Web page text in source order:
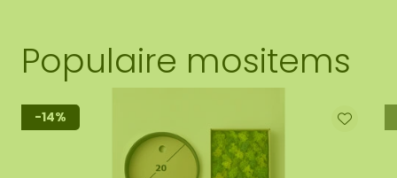
Populaire mositems
-14%